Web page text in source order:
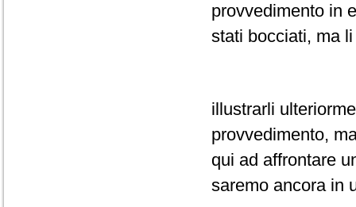
provvedimento in
stati bocciati, ma
illustrarli
provvedimento,
qui ad affrontare
saremo ancora in